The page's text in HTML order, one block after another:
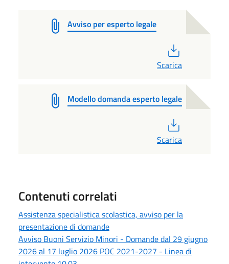
Avviso per esperto legale
Scarica
Modello domanda esperto legale
Scarica
Contenuti correlati
Assistenza specialistica scolastica, avviso per la
presentazione di domande
Avviso Buoni Servizio Minori - Domande dal 29 giugno
2026 al 17 luglio 2026 POC 2021-2027 - Linea di